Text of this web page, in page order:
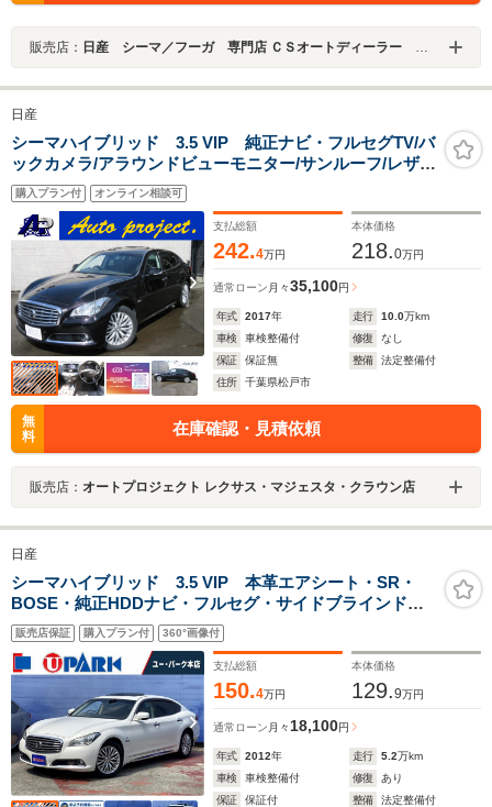
販売店： 日産 シーマ／フーガ 専門店 ＣＳオートディーラー ５１系 シーマ／フーガ 中古車専門店
日産
シーマハイブリッド 3.5 VIP 純正ナビ・フルセグTV/バ
ックカメラ/アラウンドビューモニター/サンルーフ/レザー
シート/シートヒーター・シートエアコン/純正アルミホイ
ール/ETC/取説・保証書・スペアキー
購入プラン付 オンライン相談可
支払総額
242.4万円
本体価格
218.0万円
通常ローン 月々35,100円
年式 2017年 走行 10.0万km
車検
車検整備付 修復
なし
保証
保証無 整備
法定整備付
住所
千葉県松戸市
無
料
在庫確認・見積依頼
販売店： オートプロジェクト レクサス・マジェスタ・クラウン店
日産
シーマハイブリッド 3.5 VIP 本革エアシート・SR・
BOSE・純正HDDナビ・フルセグ・サイドブラインドカ
メラ・Bカメラ・純正18AW・HID・全席パワーシート・
リアシートヒーター・助手席電動オットマン・リヤドア
オートクロージャー
販売店保証 購入プラン付 360°画像付
支払総額
150.4万円
本体価格
129.9万円
通常ローン 月々 18,100円
年式 2012年 走行 5.2万km
車検
車検整備付 修復
あり
保証
保証付 整備
法定整備付